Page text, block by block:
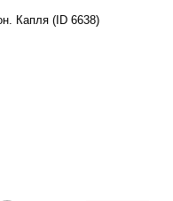
Капля (ID 6638)